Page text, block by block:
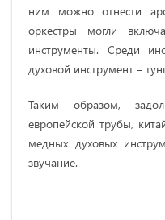
ним можно отнести
оркестры могли
инструменты. Среди
духовой инструмент –
Таким образом,
европейской трубы,
медных духовых
звучание.